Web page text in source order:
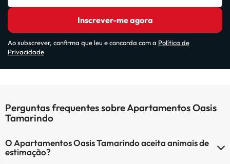
Inscrever-me agora
Ao subscrever, confirma que leu e concorda com a Política de
Privacidade
Perguntas frequentes sobre Apartamentos Oasis
Tamarindo
O Apartamentos Oasis Tamarindo aceita animais de
estimação?